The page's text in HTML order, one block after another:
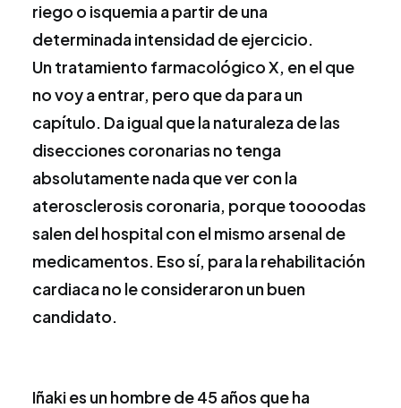
riego o isquemiaa partir de una
determinada intensidad de ejercicio.
Untratamiento farmacológicoX, en el que
no voy a entrar, pero que da para un
capítulo. Da igual que la naturaleza de las
disecciones coronarias no tenga
absolutamente nada que ver con la
aterosclerosis coronaria, porque toooodas
salen del hospital con el mismo arsenal de
medicamentos. Eso sí, para la rehabilitación
cardiaca no le consideraron un buen
candidato.
Iñaki es un hombre de 45 años que ha